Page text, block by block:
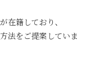
在籍しており、
法をご提案していま